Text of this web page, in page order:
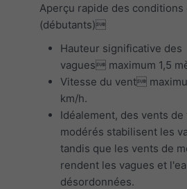
Aperçu rapide des
(débutants)
Hauteur significative des
vagues maximum 1,5
Vitesse du vent
km/h.
Idéalement, des vents
modérés stabilisent les
tandis que les vents de
rendent les vagues et
désordonnées.